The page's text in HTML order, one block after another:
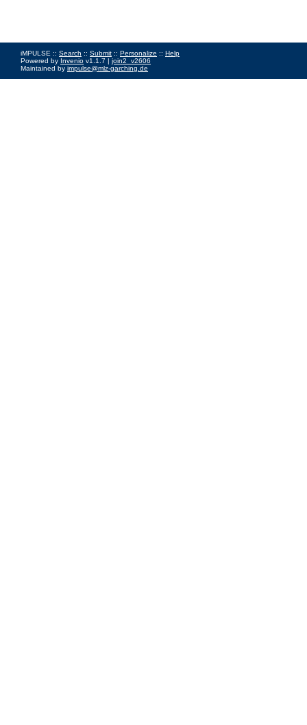
iMPULSE :: Search :: Submit :: Personalize :: Help
Powered by Invenio v1.1.7 | join2_v2606
Maintained by impulse@mlz-garching.de